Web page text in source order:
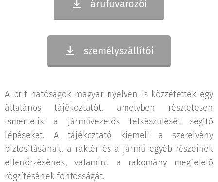
árufuvarozói
személyszállítói
A brit hatóságok magyar nyelven is közzétettek egy
általános tájékoztatót, amelyben részletesen
ismertetik a járművezetők felkészülését segítő
lépéseket. A tájékoztató kiemeli a szerelvény
biztosításának, a raktér és a jármű egyéb részeinek
ellenőrzésének, valamint a rakomány megfelelő
rögzítésének fontosságát.